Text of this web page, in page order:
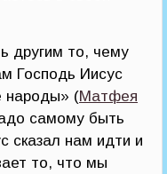
другим то, чему
Господь Иисус
народы» (Матфея
самому быть
сказал нам идти и
то, что мы